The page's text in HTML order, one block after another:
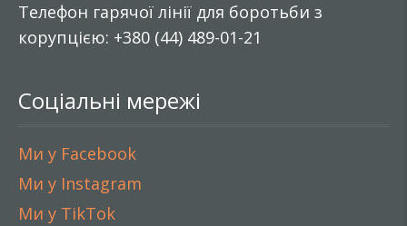
Телефон гарячої лінії для боротьби з
корупцією: +380 (44) 489-01-21
Соціальні мережі
Ми у Facebook
Ми у Instagram
Ми у TikTok